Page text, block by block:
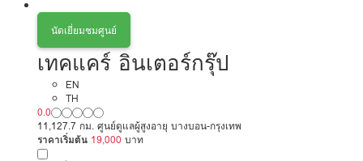
นัดเยี่ยมชมศูนย์
เทคแคร์ อินเตอร์กรุ๊ป
EN
TH
0.0
11,127.7 กม. ศูนย์ดูแลผู้สูงอายุ บางบอน-กรุงเทพ
ราคาเริ่มต้น 19,000 บาท